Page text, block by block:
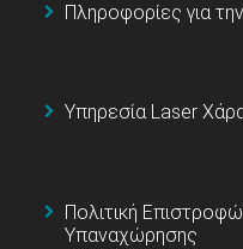
Πληροφορίες για
Υπηρεσία Laser
Πολιτική
Υπαναχώρησης